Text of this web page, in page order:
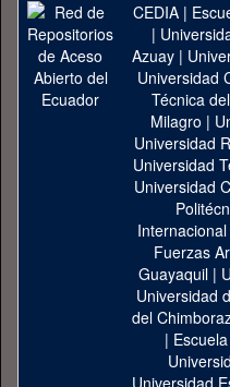
CEDIA|
|
Azuay|
Universidad
Técnica
Milagro |
Universidad
Universidad
Universidad
Fuerzas
Guayaquil|
Universidad
del
|
Universidad